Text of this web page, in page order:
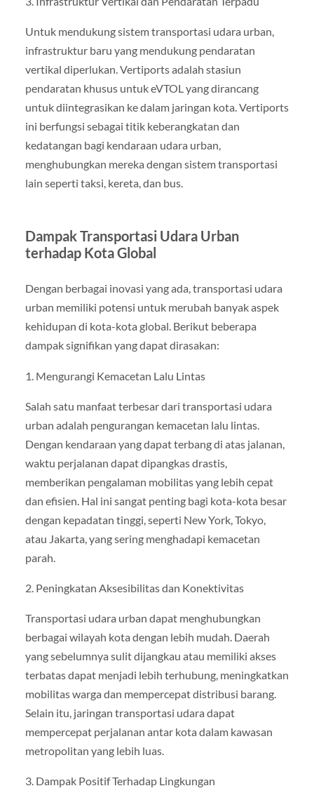
Untuk mendukung sistem transportasi udara urban,
infrastruktur baru yang mendukung pendaratan
vertikal diperlukan. Vertiports adalah stasiun
pendaratan khusus untuk eVTOL yang dirancang
untuk diintegrasikan ke dalam jaringan kota. Vertiports
ini berfungsi sebagai titik keberangkatan dan
kedatangan bagi kendaraan udara urban,
menghubungkan mereka dengan sistem transportasi
lain seperti taksi, kereta, dan bus.
Dampak Transportasi Udara Urban
terhadap Kota Global
Dengan berbagai inovasi yang ada, transportasi udara
urban memiliki potensi untuk merubah banyak aspek
kehidupan di kota-kota global. Berikut beberapa
dampak signifikan yang dapat dirasakan:
1. Mengurangi Kemacetan Lalu Lintas
Salah satu manfaat terbesar dari transportasi udara
urban adalah pengurangan kemacetan lalu lintas.
Dengan kendaraan yang dapat terbang di atas jalanan,
waktu perjalanan dapat dipangkas drastis,
memberikan pengalaman mobilitas yang lebih cepat
dan efisien. Hal ini sangat penting bagi kota-kota besar
dengan kepadatan tinggi, seperti New York, Tokyo,
atau Jakarta, yang sering menghadapi kemacetan
parah.
2. Peningkatan Aksesibilitas dan Konektivitas
Transportasi udara urban dapat menghubungkan
berbagai wilayah kota dengan lebih mudah. Daerah
yang sebelumnya sulit dijangkau atau memiliki akses
terbatas dapat menjadi lebih terhubung, meningkatkan
mobilitas warga dan mempercepat distribusi barang.
Selain itu, jaringan transportasi udara dapat
mempercepat perjalanan antar kota dalam kawasan
metropolitan yang lebih luas.
3. Dampak Positif Terhadap Lingkungan